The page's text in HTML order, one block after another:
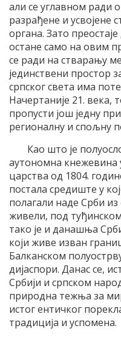
али се углавном ради
разрађене и усвојене
органа. Зато
остане само на овим
се ради на стварању
јединствени простор
српског света има
Начертаније 21. века,
пропусти још једну
регионалну и спољну
Као што је
аутономна кнежевина
царства од 1804.
постала средиште у
полагали наде Срби из
живели, под
тако је и данашња
који живе изван
Балканском
дијаспори. Данас се,
Србији и српском
природна тежња за
истог ентичког
традиција и успомена.